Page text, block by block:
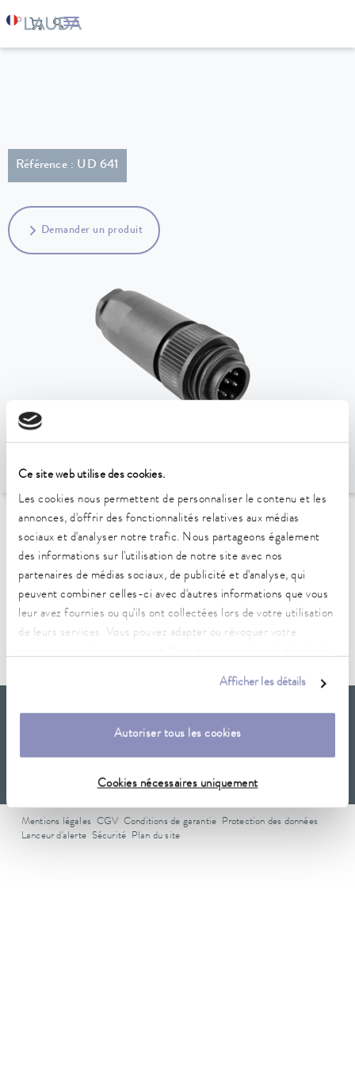
Ce site web utilise des cookies.
Les cookies nous permettent de personnaliser le contenu et les
annonces, d'offrir des fonctionnalités relatives aux médias
sociaux et d'analyser notre trafic. Nous partageons également
des informations sur l'utilisation de notre site avec nos
partenaires de médias sociaux, de publicité et d'analyse, qui
peuvent combiner celles-ci avec d'autres informations que vous
leur avez fournies ou qu'ils ont collectées lors de votre utilisation
de leurs services. Vous pouvez adapter ou révoquer votre
Afficher les détails
Autoriser tous les cookies
Cookies nécessaires uniquement
LAUDA Appareils de thermorégulation
Référence : UD 641
Demander un produit
Vers l'aperçu des accessoires
Caractéristiques techniques
(selon DIN 12876)
Mentions légales CGV Conditions de garantie
Protection des données
Lanceur d'alerte Sécurité Plan du site